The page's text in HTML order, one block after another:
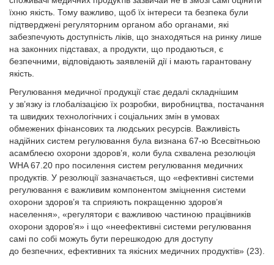
їхню якість. Тому важливо, щоб їх інтереси та безпека були
підтверджені регуляторним органом або органами, які
забезпечують доступність ліків, що знаходяться на ринку лише
на законних підставах, а продукти, що продаються, є
безпечними, відповідають заявленій дії і мають гарантовану
якість.
Регулювання медичної продукції стає дедалі складнішим
у зв’язку із глобалізацією їх розробки, виробництва, постачання
та швидких технологічних і соціальних змін в умовах
обмежених фінансових та людських ресурсів. Важливість
надійних систем регулювання була визнана 67-ю Всесвітньою
асамблеєю охорони здоров’я, коли була схвалена резолюція
WHA 67.20 про посилення систем регулювання медичних
продуктів. У резолюції зазначається, що «ефективні системи
регулювання є важливим компонентом зміцнення системи
охорони здоров’я та сприяють покращенню здоров’я
населення», «регулятори є важливою частиною працівників
охорони здоров’я» і що «неефективні системи регулювання
самі по собі можуть бути перешкодою для доступу
до безпечних, ефективних та якісних медичних продуктів» (23).